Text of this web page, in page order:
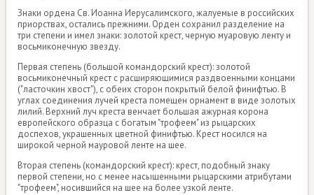
Знаки ордена Св. Иоанна Иерусалимского, жалуемые в российских
приорствах, остались прежними. Орден сохранил разделение на
три степени и имел знаки: золотой крест, черную муаровую ленту и
восьмиконечную звезду.
Первая степень (большой командорский крест): золотой
восьмиконечный крест с расширяющимися раздвоенными концами
("ласточкин хвост"), с обеих сторон покрытый белой финифтью. В
углах соединения лучей креста помещен орнамент в виде золотых
лилий. Верхний луч креста венчает большая ажурная корона
европейского образца с богатым "трофеем" из рыцарских
доспехов, украшенных цветной финифтью. Крест носился на
широкой черной мауровой ленте на шее.
Вторая степень (командорский крест): крест, подобный знаку
первой степени, но с менее насыщенными рыцарскими атрибутами
"трофеем", носившийся на шее на более узкой ленте.